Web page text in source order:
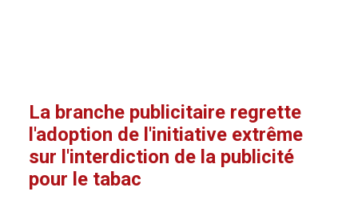
La branche publicitaire regrette
l'adoption de l'initiative extrême
sur l'interdiction de la publicité
pour le tabac